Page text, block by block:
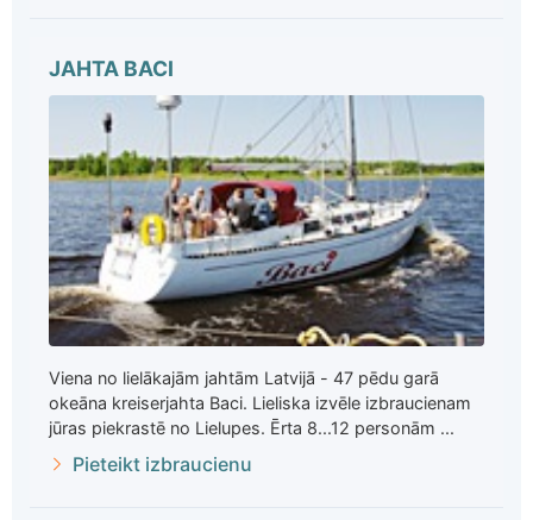
JAHTA BACI
Viena no lielākajām jahtām Latvijā - 47 pēdu garā
okeāna kreiserjahta Baci. Lieliska izvēle izbraucienam
jūras piekrastē no Lielupes. Ērta 8...12 personām ...
Pieteikt izbraucienu